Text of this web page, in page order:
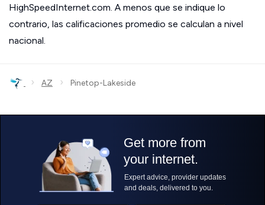
HighSpeedInternet.com. A menos que se indique lo
contrario, las calificaciones promedio se calculan a nivel
nacional.
› AZ › Pinetop-Lakeside